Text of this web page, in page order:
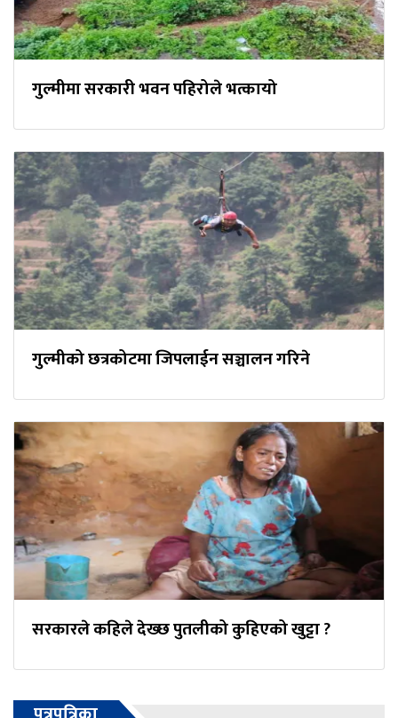
गुल्मीमा सरकारी भवन पहिरोले भत्कायो
गुल्मीको छत्रकोटमा जिपलाईन सञ्चालन गरिने
सरकारले कहिले देख्छ पुतलीको कुहिएको खुट्टा ?